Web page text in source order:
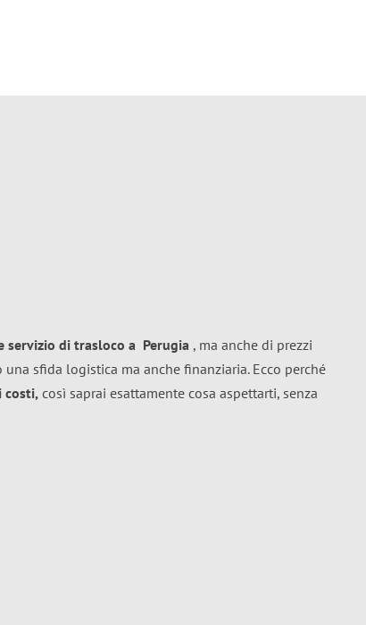
servizio di trasloco a Perugia , ma anche di prezzi
una sfida logistica ma anche finanziaria. Ecco perché
costi, così saprai esattamente cosa aspettarti, senza